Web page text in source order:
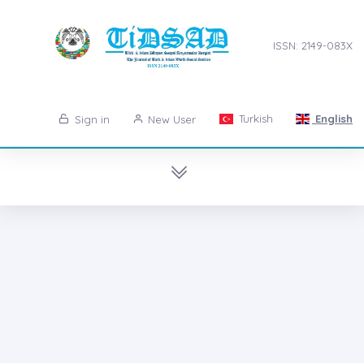
ISSN: 2149-083X
Sign in New User Turkish English